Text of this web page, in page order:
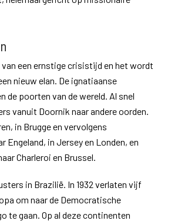
een ernstige crisistijd en het wordt
nieuw elan. De ignatiaanse
de poorten van de wereld. Al snel
vanuit Doornik naar andere oorden.
in Brugge en vervolgens
Engeland, in Jersey en Londen, en
Charleroi en Brussel.
in Brazilië. In 1932 verlaten vijf
om naar de Democratische
te gaan. Op al deze continenten